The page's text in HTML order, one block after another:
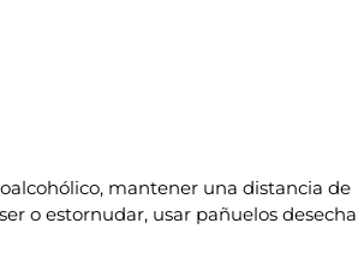
mantener una distancia de
o estornudar, usar pañuelos